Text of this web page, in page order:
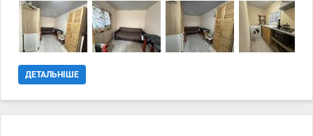
ДЕТАЛЬНІШЕ